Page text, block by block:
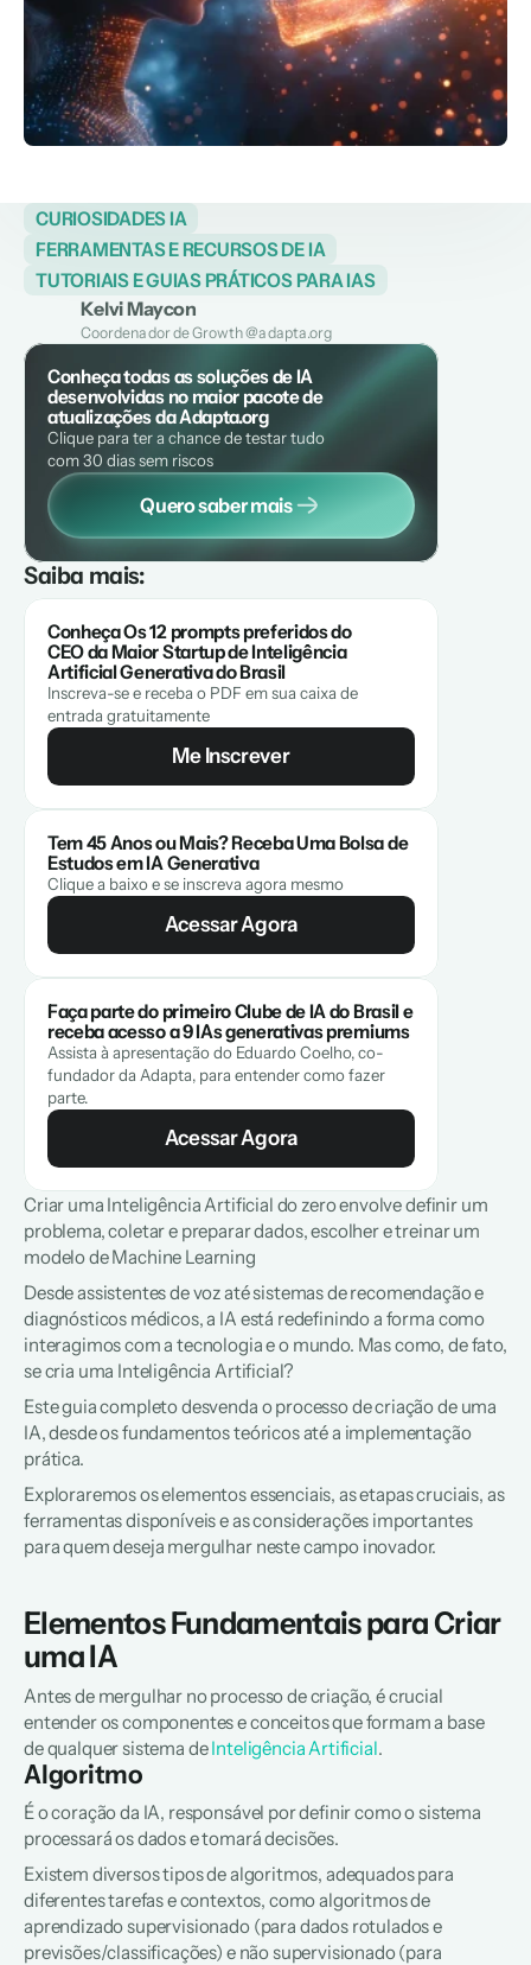
Kelvi Maycon
Coordenador de Growth @adapta.org
CURIOSIDADES IA
FERRAMENTAS E RECURSOS DE IA
TUTORIAIS E GUIAS PRÁTICOS PARA IAS
Conheça todas as soluções de IA
desenvolvidas no maior pacote de
atualizações da Adapta.org
Clique para ter a chance de testar tudo
com 30 dias sem riscos
Quero saber mais
Saiba mais:
Conheça Os 12 prompts preferidos do
CEO da Maior Startup de Inteligência
Artificial Generativa do Brasil
Inscreva-se e receba o PDF em sua caixa de
entrada gratuitamente
Me Inscrever
Tem 45 Anos ou Mais? Receba Uma Bolsa de
Estudos em IA Generativa
Clique a baixo e se inscreva agora mesmo
Acessar Agora
Faça parte do primeiro Clube de IA do Brasil e
receba acesso a 9 IAs generativas premiums
Assista à apresentação do Eduardo Coelho, co-
fundador da Adapta, para entender como fazer
parte.
Acessar Agora
Criar uma Inteligência Artificial do zero envolve definir um
problema, coletar e preparar dados, escolher e treinar um
modelo de Machine Learning
Desde assistentes de voz até sistemas de recomendação e
diagnósticos médicos, a IA está redefinindo a forma como
interagimos com a tecnologia e o mundo. Mas como, de fato,
se cria uma Inteligência Artificial?
Este guia completo desvenda o processo de criação de uma
IA, desde os fundamentos teóricos até a implementação
prática.
Exploraremos os elementos essenciais, as etapas cruciais, as
ferramentas disponíveis e as considerações importantes
para quem deseja mergulhar neste campo inovador.
Elementos Fundamentais para Criar
uma IA
Antes de mergulhar no processo de criação, é crucial
entender os componentes e conceitos que formam a base
de qualquer sistema de Inteligência Artificial.
Algoritmo
É o coração da IA, responsável por definir como o sistema
processará os dados e tomará decisões.
Existem diversos tipos de algoritmos, adequados para
diferentes tarefas e contextos, como algoritmos de
aprendizado supervisionado (para dados rotulados e
previsões/classificações) e não supervisionado (para